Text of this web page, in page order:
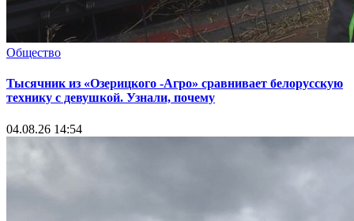
Общество
Тысячник из «Озерицкого -Агро» сравнивает белорусскую
технику с девушкой. Узнали, почему
04.08.26 14:54